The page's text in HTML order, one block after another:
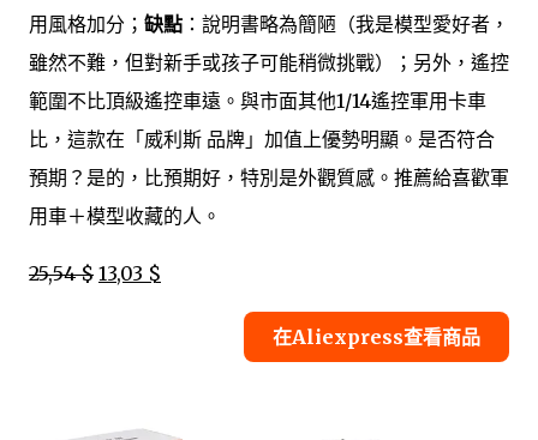
用風格加分； 缺點 ：說明書略為簡陋（我是模型愛好者，
雖然不難，但對新手或孩子可能稍微挑戰）；另外，遙控
範圍不比頂級遙控車遠。與市面其他1/14遙控軍用卡車
比，這款在「威利斯 品牌」加值上優勢明顯。是否符合
預期？是的，比預期好，特別是外觀質感。推薦給喜歡軍
用車＋模型收藏的人。
25,54 $ 13,03 $
在Aliexpress查看商品